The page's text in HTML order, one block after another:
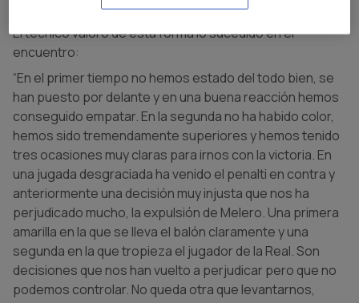
El técnico valoró de esta forma lo sucedido en el
encuentro:
“En el primer tiempo no hemos estado del todo bien, se
han puesto por delante y en una buena reacción hemos
conseguido empatar. En la segunda no ha habido color,
hemos sido tremendamente superiores y hemos tenido
tres ocasiones muy claras para irnos con la victoria. En
una jugada desgraciada ha venido el penalti en contra y
anteriormente una decisión muy injusta que nos ha
perjudicado mucho, la expulsión de Melero. Una primera
amarilla en la que se lleva el balón claramente y una
segunda en la que tropieza el jugador de la Real. Son
decisiones que nos han vuelto a perjudicar pero que no
podemos controlar. No queda otra que levantarnos,